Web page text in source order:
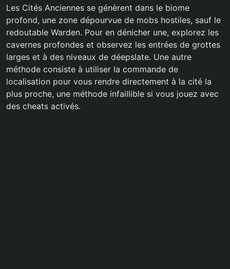
Les Cités Anciennes se génèrent dans le biome
profond, une zone dépourvue de mobs hostiles, sauf le
redoutable Warden. Pour en dénicher une, explorez les
cavernes profondes et observez les entrées de grottes
larges et à des niveaux de déepslate. Une autre
méthode consiste à utiliser la commande de
localisation pour vous rendre directement à la cité la
plus proche, une méthode infaillible si vous jouez avec
des cheats activés.